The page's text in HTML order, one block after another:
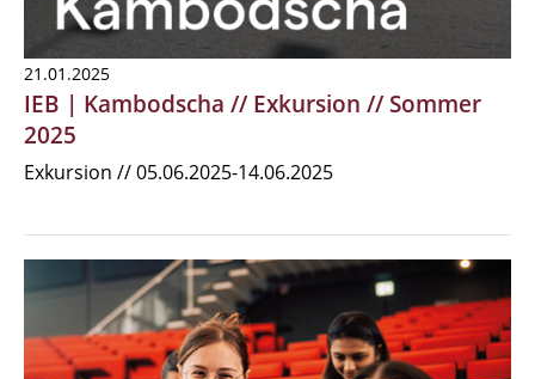
21.01.2025
IEB | Kambodscha // Exkursion // Sommer
2025
Exkursion // 05.06.2025-14.06.2025